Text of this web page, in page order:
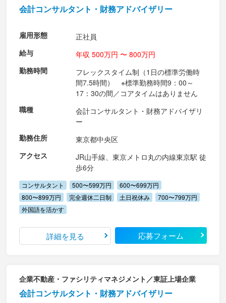
会計コンサルタント・財務アドバイザリー
雇用形態
正社員
給与
年収 500万円 〜 800万円
勤務時間
フレックスタイム制（1日の標準労働時
間7.5時間） ※標準勤務時間9：00～
17：30の間／コアタイムはありません
職種
会計コンサルタント・財務アドバイザリ
ー
勤務住所
東京都中央区
アクセス
JR山手線、東京メトロ丸の内線東京駅 徒
歩6分
コンサルタント 500〜599万円
600〜699万円
800〜899万円
完全週休二日制 土日祝休み
700〜799万円
外国語を活かす
詳細を見る 応募フォーム
企業不動産・ファシリティマネジメント／東証上場企業
会計コンサルタント・財務アドバイザリー